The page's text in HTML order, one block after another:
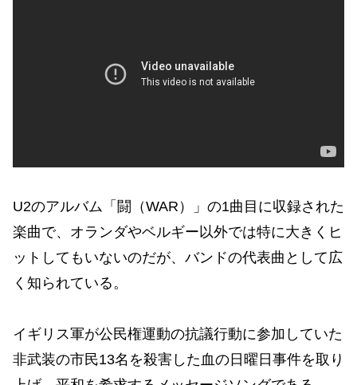
U2のアルバム「闘（WAR）」の1曲目に収録された
楽曲で、オランダやベルギー以外では特に大きくヒ
ットしてもいないのだが、バンドの代表曲として広
く知られている。
イギリス軍が公民権運動の抗議行動に参加していた
非武装の市民13名を殺害した血の日曜日事件を取り